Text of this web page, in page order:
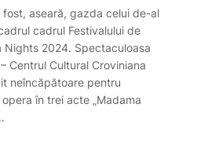
fost, aseară, gazda celui de-al
cadrul Festivalului de
Nights 2024. Spectaculoasa
Centrul Cultural Croviniana
neîncăpătoare pentru
în trei acte „Madama